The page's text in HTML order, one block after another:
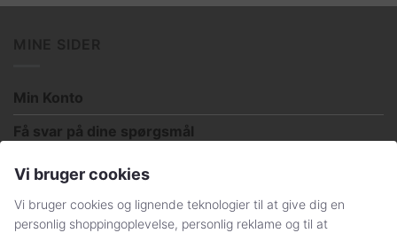
Min Konto
Få svar på dine spørgsmål
Handelsbetingelser og persondatapolitik
Sådan handler du hos Stylelegs.dk
Vi bruger cookies
Vi bruger cookies og lignende teknologier til at give dig en
personlig shoppingoplevelse, personlig reklame og til at